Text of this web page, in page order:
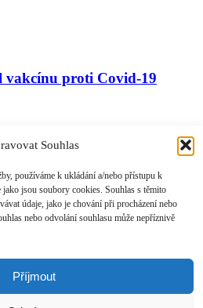
Souhlas
používáme k ukládání a/nebo přístupu k
jsou soubory cookies. Souhlas s těmito
údaje, jako je chování při procházení nebo
nebo odvolání souhlasu může nepříznivě
Příjmout
proti Covid-19
modlitby nekonají
se uzdravila z koronaviru